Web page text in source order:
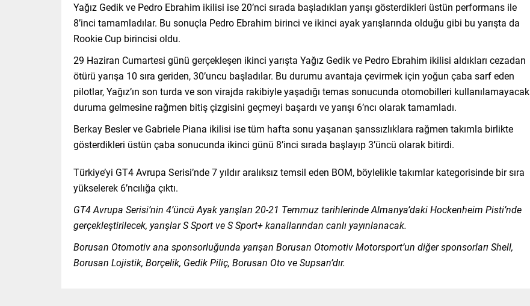
Yağız Gedik ve Pedro Ebrahim ikilisi ise 20’nci sırada başladıkları yarışı gösterdikleri üstün performans ile
8’inci tamamladılar. Bu sonuçla Pedro Ebrahim birinci ve ikinci ayak yarışlarında olduğu gibi bu yarışta da
Rookie Cup birincisi oldu.
29 Haziran Cumartesi günü gerçekleşen ikinci yarışta Yağız Gedik ve Pedro Ebrahim ikilisi aldıkları cezadan
ötürü yarışa 10 sıra geriden, 30’uncu başladılar. Bu durumu avantaja çevirmek için yoğun çaba sarf eden
pilotlar, Yağız’ın son turda ve son virajda rakibiyle yaşadığı temas sonucunda otomobilleri kullanılamayacak
duruma gelmesine rağmen bitiş çizgisini geçmeyi başardı ve yarışı 6’ncı olarak tamamladı.
Berkay Besler ve Gabriele Piana ikilisi ise tüm hafta sonu yaşanan şanssızlıklara rağmen takımla birlikte
gösterdikleri üstün çaba sonucunda ikinci günü 8’inci sırada başlayıp 3’üncü olarak bitirdi.
Türkiye’yi GT4 Avrupa Serisi’nde 7 yıldır aralıksız temsil eden BOM, böylelikle takımlar kategorisinde bir sıra
yükselerek 6’ncılığa çıktı.
GT4 Avrupa Serisi’nin 4’üncü Ayak yarışları 20-21 Temmuz tarihlerinde Almanya’daki Hockenheim Pisti’nde
gerçekleştirilecek, yarışlar S Sport ve S Sport+ kanallarından canlı yayınlanacak.
Borusan Otomotiv ana sponsorluğunda yarışan Borusan Otomotiv Motorsport’un diğer sponsorları Shell,
Borusan Lojistik, Borçelik, Gedik Piliç, Borusan Oto ve Supsan’dır.